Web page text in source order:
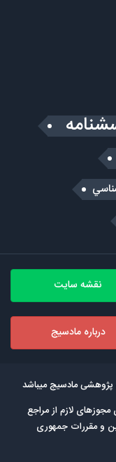
نقشه سایت
درباره مادسیج
مادسیج میباشد
لازم از مراجع
و مقررات جمهوری